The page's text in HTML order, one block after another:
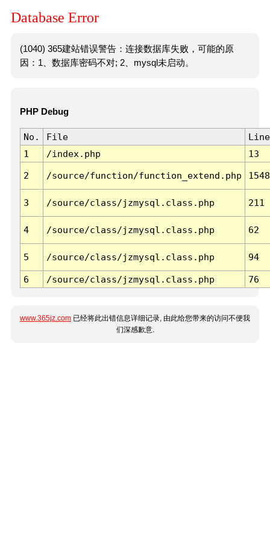
Database Error
(1040) 365建站错误警告：连接数据库失败，可能的原
因：1、数据库密码不对; 2、mysql未启动。
PHP Debug
No. File
Line
1
/index.php 13
2 /source/function/function_extend.php 1548
3 /source/class/jzmysql.class.php 211
4 /source/class/jzmysql.class.php 62
5 /source/class/jzmysql.class.php 94
6 /source/class/jzmysql.class.php 76
www.365jz.com 已经将此出错信息详细记录, 由此给您带来的访问不便我
们深感歉意.